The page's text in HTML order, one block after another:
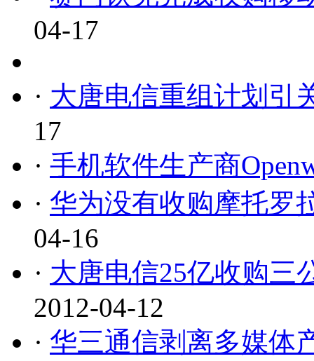
04-17
· 大唐电信重组计划引
17
· 手机软件生产商
· 华为没有收购摩托罗
04-16
· 大唐电信25亿收购三
2012-04-12
· 华三通信剥离多媒体